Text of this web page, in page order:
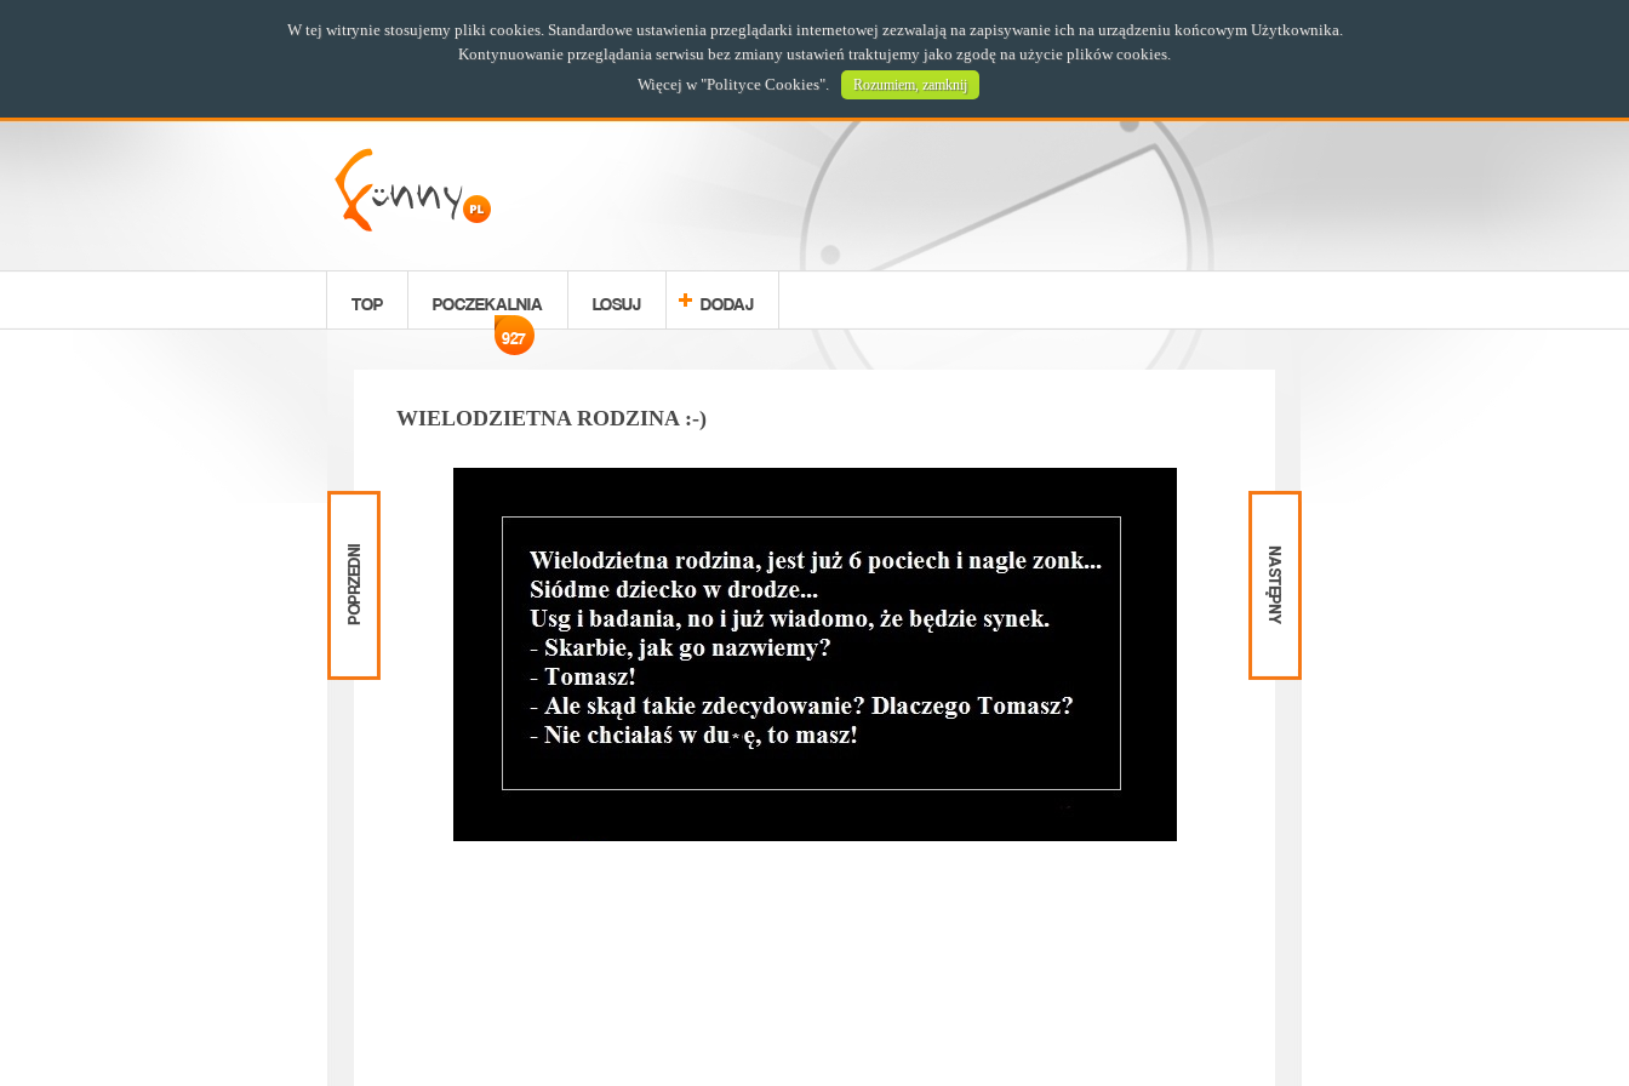
TOP POCZEKALNIA
927
LOSUJ DODAJ
WIELODZIETNA RODZINA :-)
Poprzedni
Następny
W tej witrynie stosujemy pliki cookies. Standardowe ustawienia przeglądarki internetowej zezwalają na zapisywanie ich na urządzeniu końcowym Użytkownika.
Kontynuowanie przeglądania serwisu bez zmiany ustawień traktujemy jako zgodę na użycie plików cookies.
Więcej w "Polityce Cookies". Rozumiem, zamknij